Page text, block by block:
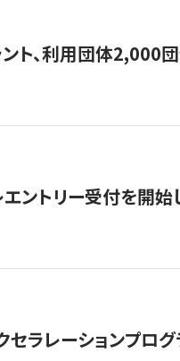
ト、利用団体2,000
ントリー受付を開始
ラレーションプロ